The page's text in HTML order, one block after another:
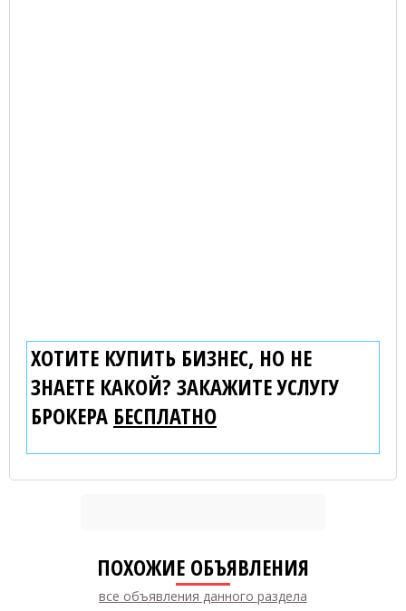
ХОТИТЕ КУПИТЬ БИЗНЕС, НО НЕ
ЗНАЕТЕ КАКОЙ? ЗАКАЖИТЕ УСЛУГУ
БРОКЕРА БЕСПЛАТНО
ПОХОЖИЕ ОБЪЯВЛЕНИЯ
все объявления данного раздела